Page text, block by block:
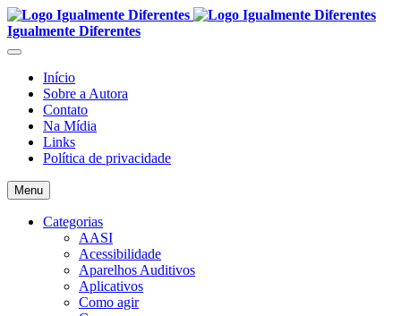
Igualmente Diferentes
Início
Sobre a Autora
Contato
Na Mídia
Links
Política de privacidade
Menu
Categorias
AASI
Acessibilidade
Aparelhos Auditivos
Aplicativos
Como agir